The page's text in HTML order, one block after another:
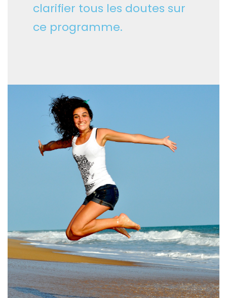
clarifier tous les doutes sur
ce programme.